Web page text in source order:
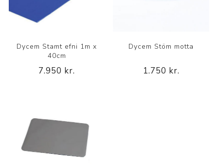
Dycem Stamt efni 1m x
40cm
7.950 kr.
Dycem Stöm motta
1.750 kr.